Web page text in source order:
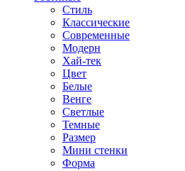
Стиль
Классические
Современные
Модерн
Хай-тек
Цвет
Белые
Венге
Светлые
Темные
Размер
Мини стенки
Форма